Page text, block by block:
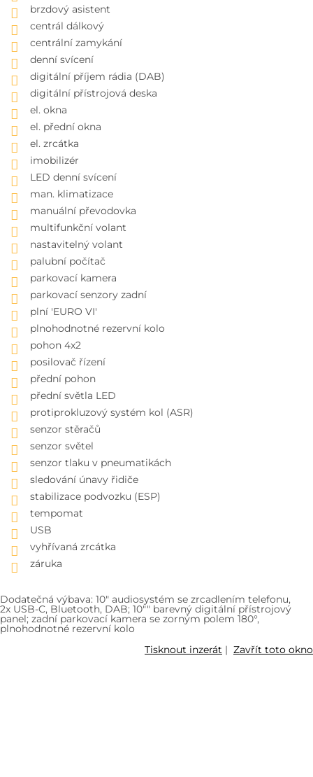
brzdový asistent
centrál dálkový
centrální zamykání
denní svícení
digitální příjem rádia (DAB)
digitální přístrojová deska
el. okna
el. přední okna
el. zrcátka
imobilizér
LED denní svícení
man. klimatizace
manuální převodovka
multifunkční volant
nastavitelný volant
palubní počítač
parkovací kamera
parkovací senzory zadní
plní 'EURO VI'
plnohodnotné rezervní kolo
pohon 4x2
posilovač řízení
přední pohon
přední světla LED
protiprokluzový systém kol (ASR)
senzor stěračů
senzor světel
senzor tlaku v pneumatikách
sledování únavy řidiče
stabilizace podvozku (ESP)
tempomat
USB
vyhřívaná zrcátka
záruka
Dodatečná výbava: 10" audiosystém se zrcadlením telefonu,
2x USB-C, Bluetooth, DAB; 10"" barevný digitální přístrojový
panel; zadní parkovací kamera se zorným polem 180°,
plnohodnotné rezervní kolo
Tisknout inzerát | Zavřít toto okno